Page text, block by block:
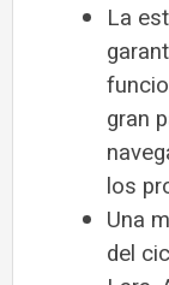
La
gran
los
Una
del